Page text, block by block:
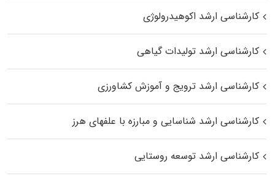
کارشناسی ارشد اکوهیدرولوژی
کارشناسی ارشد تولیدات گیاهی
کارشناسی ارشد ترویج و آموزش کشاورزی
کارشناسی ارشد شناسایی و مبارزه با علفهای هرز
کارشناسی ارشد توسعه روستایی